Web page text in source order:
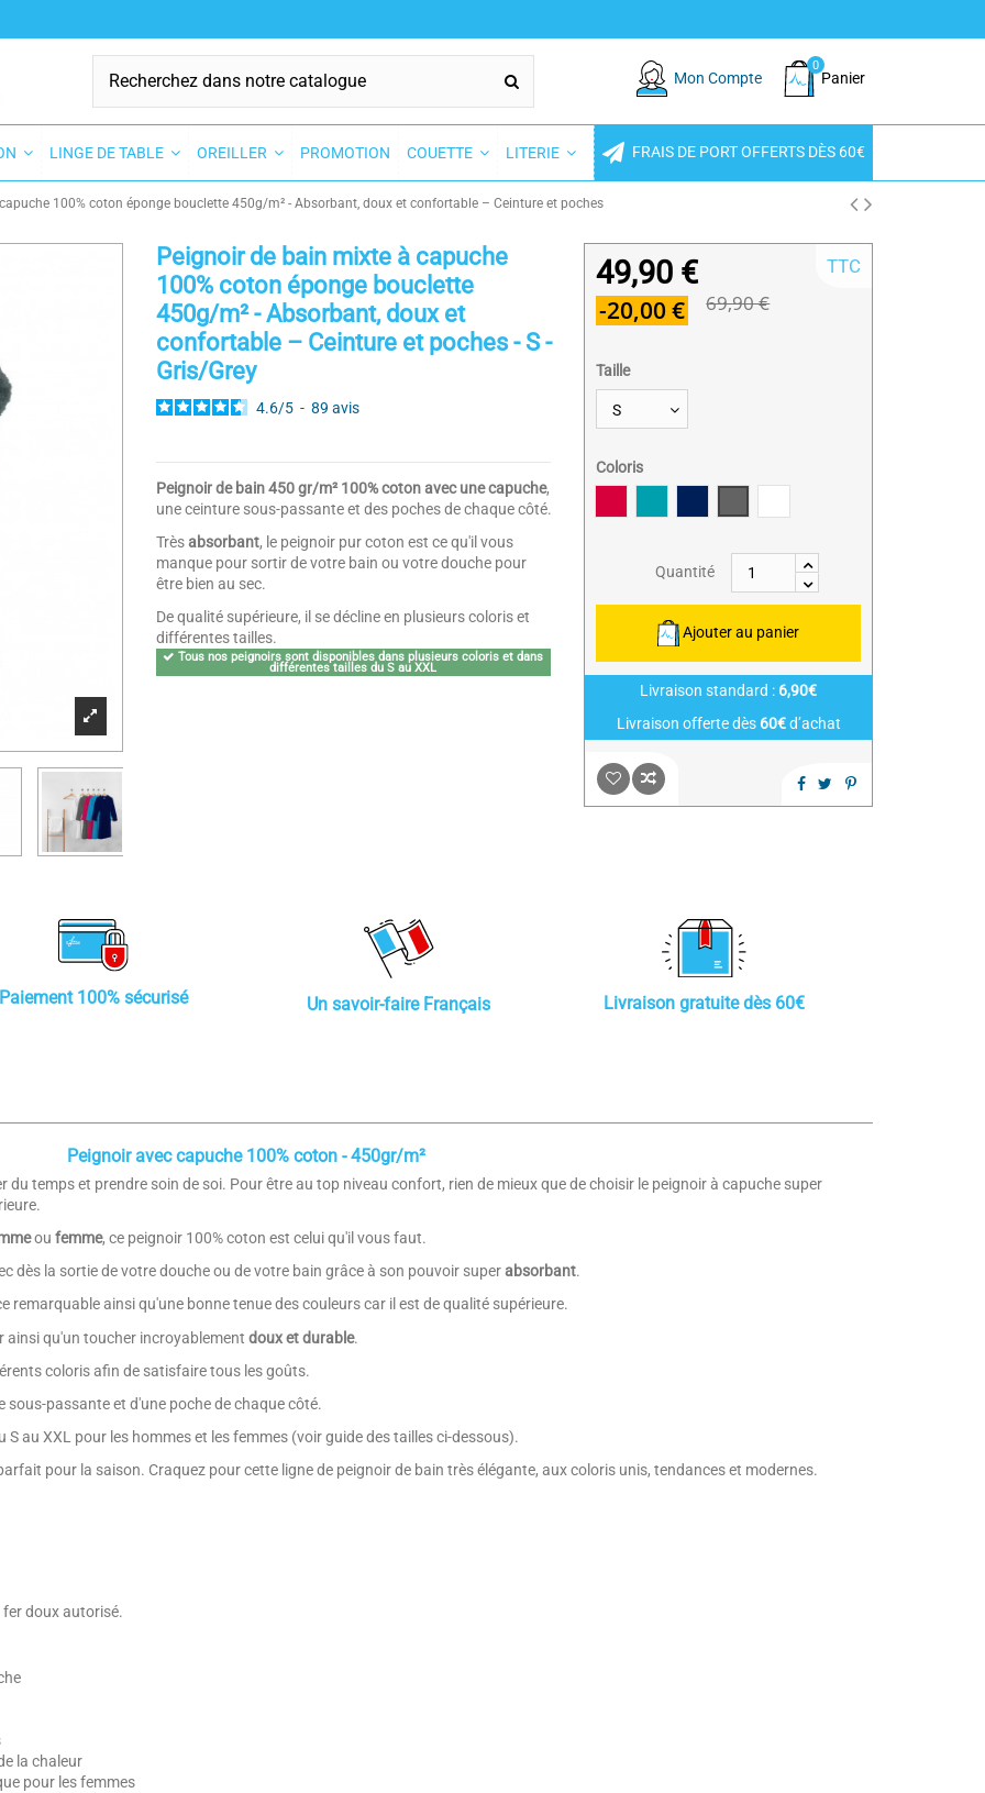
Mon Compte
0
Panier
LINGE DE TABLE OREILLER PROMOTION COUETTE LITERIE FRAIS DE PORT OFFERTS DÈS 60€
100% coton éponge bouclette 450g/m² - Absorbant, doux et confortable – Ceinture et poches
Peignoir de bain mixte à capuche
100% coton éponge bouclette
450g/m² - Absorbant, doux et
confortable – Ceinture et poches - S -
Gris/Grey
4.6/5 - 89 avis
Peignoir de bain 450 gr/m² 100% coton avec une capuche,
une ceinture sous-passante et des poches de chaque côté.
Trèsabsorbant, le peignoir pur coton est ce qu'il vous
manque pour sortir de votre bain ou votre douche pour
être bien au sec.
De qualité supérieure, il se décline en plusieurs coloris et
différentes tailles.
Tous nos peignoirs sont disponibles dans plusieurs coloris et dans
différentes tailles du S au XXL
49,90 €
-20,00 € 69,90 €
TTC
Taille
Coloris
Quantité
Ajouter au panier
Livraison standard : 6,90€
Livraison offerte dès 60€d’achat
Paiement 100% sécurisé Un savoir-faire Français Livraison gratuite dès 60€
Peignoir avec capuche 100% coton - 450gr/m²
du temps et prendre soin de soi. Pour être au top niveau confort, rien de mieux que de choisir le peignoir à capuche super
ou femme, ce peignoir 100% coton est celui qu'il vous faut.
dès la sortie de votre douche ou de votre bain grâce à son pouvoir superabsorbant.
ainsi qu'une bonne tenue des couleurs car il est de qualité supérieure.
ainsi qu'un toucher incroyablement doux et durable.
coloris afin de satisfaire tous les goûts.
sous-passante et d'une poche de chaque côté.
au XXL pour les hommes et les femmes (voir guide des tailles ci-dessous).
pour la saison. Craquez pour cette ligne de peignoir de bain très élégante, aux coloris unis, tendances et modernes.
fer doux autorisé.
la chaleur
pour les femmes